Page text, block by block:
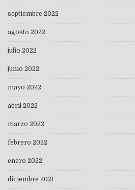
septiembre 2022
agosto 2022
julio 2022
junio 2022
mayo 2022
abril 2022
marzo 2022
febrero 2022
enero 2022
diciembre 2021